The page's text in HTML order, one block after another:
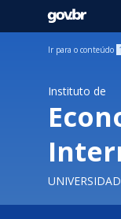
GOVBR
Ir para o conteúdo 1
Instituto de